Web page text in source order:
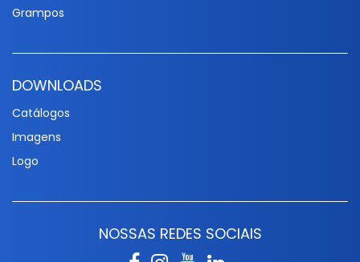
Grampos
DOWNLOADS
Catálogos
Imagens
Logo
NOSSAS REDES SOCIAIS